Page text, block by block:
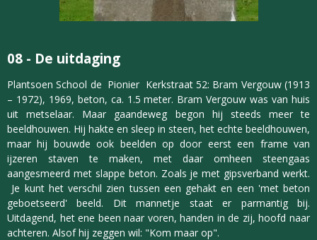
08 - De uitdaging
Plantsoen School de Pionier Kerkstraat 52: Bram Vergouw (1913
– 1972), 1969, beton, ca. 1.5 meter. Bram Vergouw was van huis
uit metselaar. Maar gaandeweg begon hij steeds meer te
beeldhouwen. Hij hakte en sleep in steen, het echte beeldhouwen,
maar hij bouwde ook beelden op door eerst een frame van
ijzeren staven te maken, met daar omheen steengaas
aangesmeerd met slappe beton. Zoals je met gipsverband werkt.
Je kunt het verschil zien tussen een gehakt en een 'met beton
geboetseerd' beeld. Dit mannetje staat er parmantig bij.
Uitdagend, het ene been naar voren, handen in de zij, hoofd naar
achteren. Alsof hij zeggen wil: "Kom maar op".